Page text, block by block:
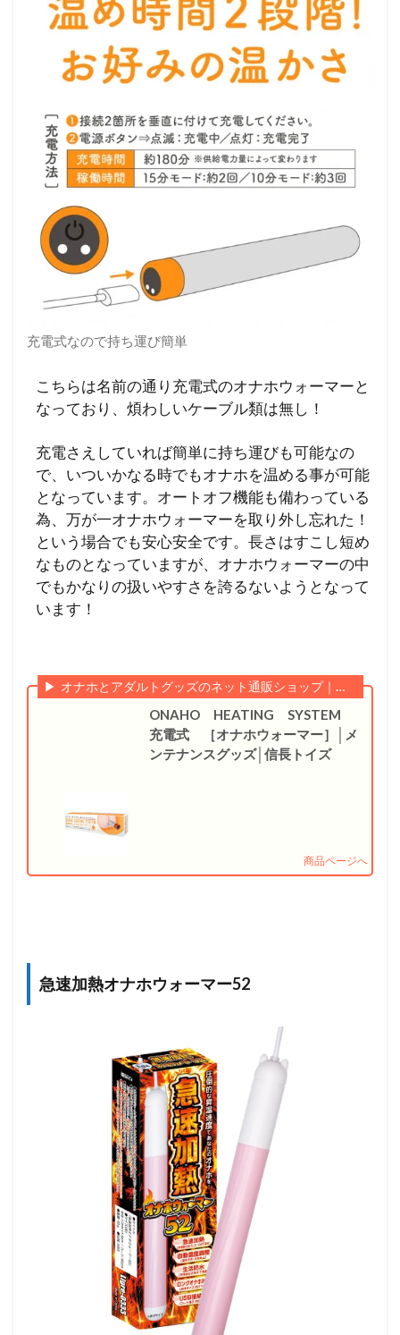
充電式なので持ち運び簡単
こちらは名前の通り充電式のオナホウォーマーと
なっており、煩わしいケーブル類は無し！
充電さえしていれば簡単に持ち運びも可能なの
で、いついかなる時でもオナホを温める事が可能
となっています。オートオフ機能も備わっている
為、万が一オナホウォーマーを取り外し忘れた！
という場合でも安心安全です。長さはすこし短め
なものとなっていますが、オナホウォーマーの中
でもかなりの扱いやすさを誇るないようとなって
います！
オナホとアダルトグッズのネット通販ショップ｜信長トイズ
ONAHO HEATING SYSTEM
充電式 ［オナホウォーマー］│メ
ンテナンスグッズ│信長トイズ
急速加熱オナホウォーマー52